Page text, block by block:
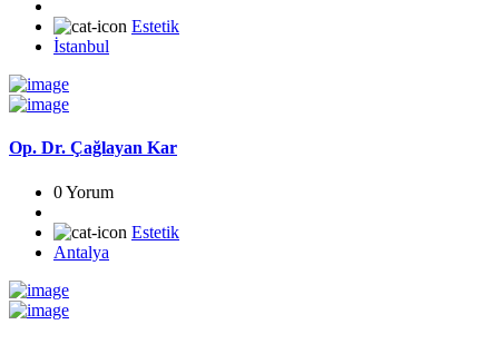
Estetik
İstanbul
Op. Dr. Çağlayan Kar
0 Yorum
Estetik
Antalya